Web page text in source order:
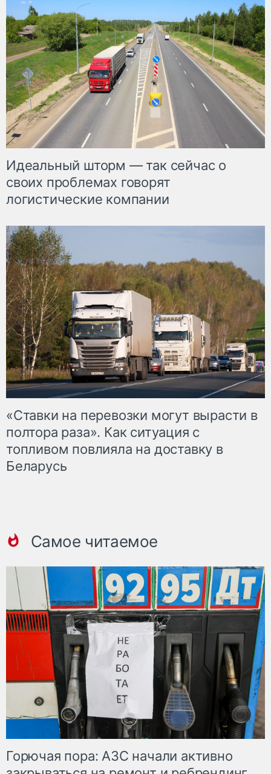
Идеальный шторм — так сейчас о
своих проблемах говорят
логистические компании
«Ставки на перевозки могут вырасти в
полтора раза». Как ситуация с
топливом повлияла на доставку в
Беларусь
Самое читаемое
Горючая пора: АЗС начали активно